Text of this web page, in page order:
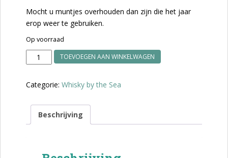
Mocht u muntjes overhouden dan zijn die het jaar
erop weer te gebruiken.
Op voorraad
WbtS
drams
TOEVOEGEN AAN WINKELWAGEN
Categorie: Whisky by the Sea
Beschrijving